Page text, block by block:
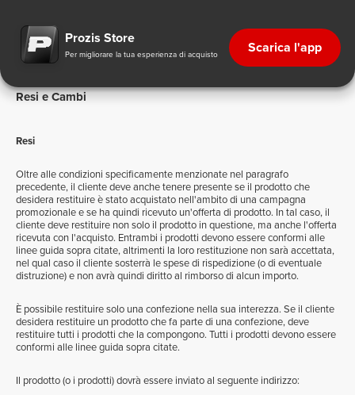
Resi e Cambi
Prozis Store
Per migliorare la tua esperienza di acquisto Scarica l'app
Resi e Cambi
Resi
Oltre alle condizioni specificamente menzionate nel paragrafo
precedente, il cliente deve anche tenere presente se il prodotto che
desidera restituire è stato acquistato nell'ambito di una campagna
promozionale e se ha quindi ricevuto un'offerta di prodotto. In tal caso, il
cliente deve restituire non solo il prodotto in questione, ma anche l'offerta
ricevuta con l'acquisto. Entrambi i prodotti devono essere conformi alle
linee guida sopra citate, altrimenti la loro restituzione non sarà accettata,
nel qual caso il cliente sosterrà le spese di rispedizione (o di eventuale
distruzione) e non avrà quindi diritto al rimborso di alcun importo.
È possibile restituire solo una confezione nella sua interezza. Se il cliente
desidera restituire un prodotto che fa parte di una confezione, deve
restituire tutti i prodotti che la compongono. Tutti i prodotti devono essere
conformi alle linee guida sopra citate.
Il prodotto (o i prodotti) dovrà essere inviato al seguente indirizzo: